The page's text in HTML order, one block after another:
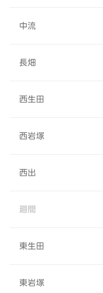
中流
長畑
西生田
西岩塚
西出
廻間
東生田
東岩塚